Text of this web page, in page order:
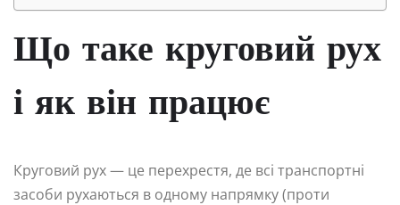
Що таке круговий рух
і як він працює
Круговий рух — це перехрестя, де всі транспортні
засоби рухаються в одному напрямку (проти